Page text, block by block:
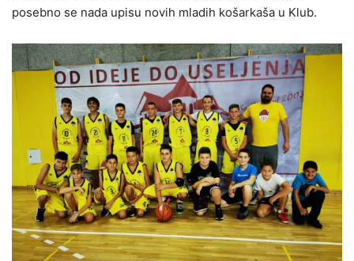
posebno se nada upisu novih mladih košarkaša u Klub.